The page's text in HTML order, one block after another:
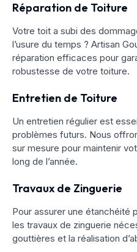
Réparation de Toiture
Votre toit a subi des
l’usure du temps ? Artisan
réparation efficaces pour
robustesse de votre toiture.
Entretien de Toiture
Un entretien régulier est
problèmes futurs. Nous
sur mesure pour maintenir
long de l’année.
Travaux de Zinguerie
Pour assurer une étanchéité
les travaux de zinguerie
gouttières et la réalisation